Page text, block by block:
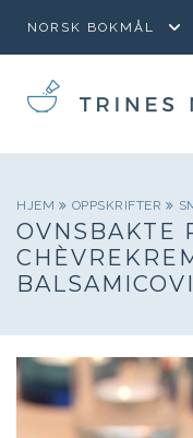
HJEM OPPSKRIFTER
OVNSBAKTE